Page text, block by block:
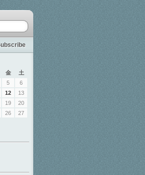
金
土
5
6
12
13
19
20
26
27